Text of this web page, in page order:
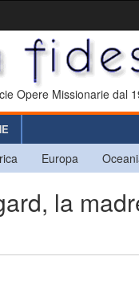
Opere Missionarie dal
Europa
la